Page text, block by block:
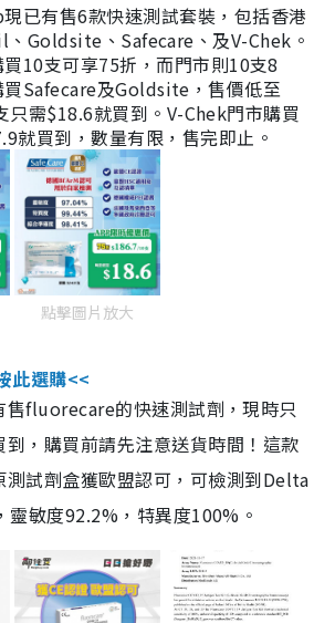
已有售6款快速測試套裝，包括香港
、Goldsite、Safecare、及V-Chek。
10支可享75折，而門市則10支8
Safecare及Goldsite，售價低至
只需$18.6就買到。V-Chek門市購買
就買到，數量有限，售完即止。
點擊圖片放大
此選購<<
售fluorecare的快速測試劑，現時只
，購買前請先注意送貨時間！這款
測試劑盒獲歐盟認可，可檢測到Delta
敏度92.2%，特異度100%。